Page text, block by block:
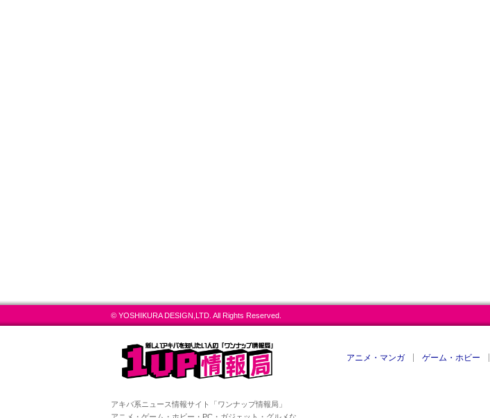
© YOSHIKURA DESIGN,LTD. All Rights Reserved.
アキバ系ニュース情報サイト「ワンナップ情報局」
アニメ・マンガ ゲーム・ホビー